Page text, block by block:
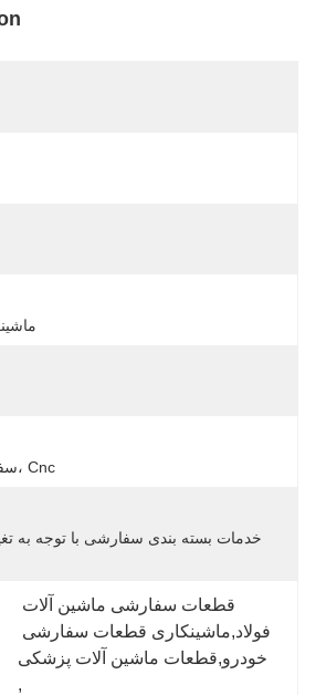
ماشینکاری Cnc سفارشی، Cnc
خودرو,قطعات ماشین آلات پزشکی
,